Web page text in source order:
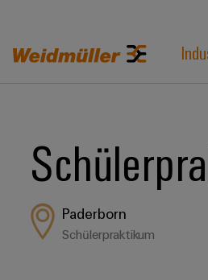
Paderborn
Schülerpraktikum